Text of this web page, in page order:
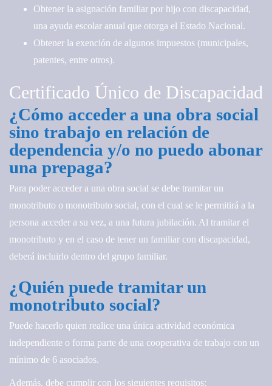
Obtener la asignación familiar por hijo con discapacidad,
una ayuda escolar anual que otorga el Estado Nacional.
Obtener la exención de algunos impuestos (municipales,
patentes, entre otros).
Certificado Único de Discapacidad
¿Cómo acceder a una obra social
sino trabajo en relación de
dependencia y/o no puedo abonar
una prepaga?
Para poder acceder a una obra social se debe tramitar un
monotributo o monotributo social, con el cual se le permitirá a la
persona acceder a su vez, a una futura jubilación. Al tramitar el
monotributo y en el caso de tener un familiar con discapacidad,
deberá incluirlo dentro del grupo familiar.
¿Quién puede tramitar un
monotributo social?
Puede hacerlo quien realice una única actividad económica
independiente o forma parte de una cooperativa de trabajo con un
mínimo de 6 asociados.
Además, debe cumplir con los siguientes requisitos: